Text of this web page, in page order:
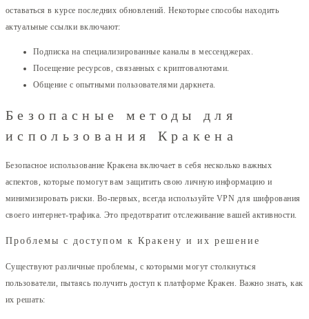
оставаться в курсе последних обновлений. Некоторые способы находить
актуальные ссылки включают:
Подписка на специализированные каналы в мессенджерах.
Посещение ресурсов, связанных с криптовалютами.
Общение с опытными пользователями даркнета.
Безопасные методы для
использования Кракена
Безопасное использование Кракена включает в себя несколько важных
аспектов, которые помогут вам защитить свою личную информацию и
минимизировать риски. Во-первых, всегда используйте VPN для шифрования
своего интернет-трафика. Это предотвратит отслеживание вашей активности.
Проблемы с доступом к Кракену и их решение
Существуют различные проблемы, с которыми могут столкнуться
пользователи, пытаясь получить доступ к платформе Кракен. Важно знать, как
их решать: